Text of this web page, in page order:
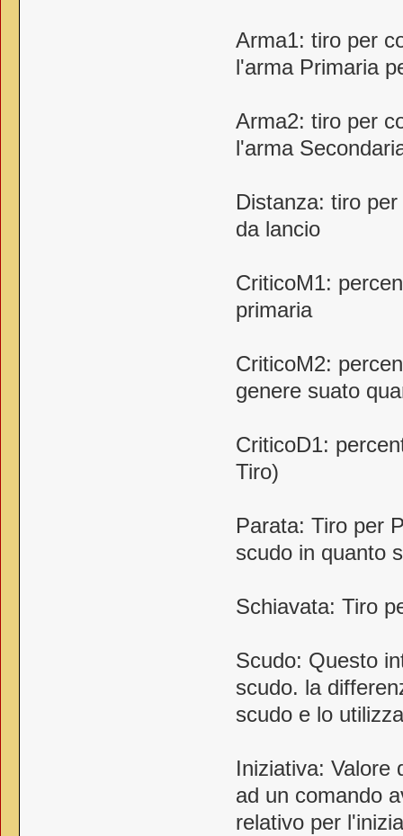
Arma1: tiro per
l'arma Primaria
Arma2: tiro per
l'arma
Distanza: tiro
da lancio
CriticoM1:
primaria
CriticoM2:
genere suato
CriticoD1:
Tiro)
Parata: Tiro per
scudo in quanto
Schiavata: Tiro
Scudo: Questo
scudo. la
scudo e lo
Iniziativa:
ad un comando
relativo per